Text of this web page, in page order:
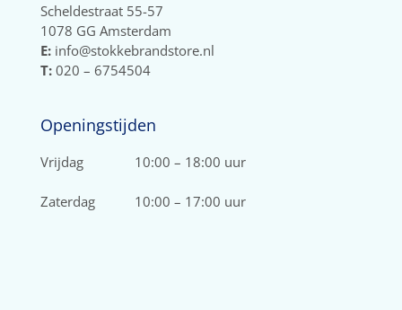
Scheldestraat 55-57
1078 GG Amsterdam
E:info@stokkebrandstore.nl
T:020 – 6754504
Openingstijden
Vrijdag 10:00 – 18:00 uur
Zaterdag 10:00 – 17:00 uur